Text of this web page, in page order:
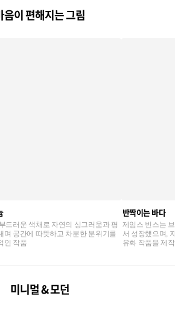
음이 편해지는 그림
드러운 색채로 자연의 싱그러움과 평
며 공간에 따뜻하고 차분한 분위기를
인 작품
반짝이는 바다
제임스 빈스는
서 성장했으며,
유화 작품을 제
미니멀 & 모던